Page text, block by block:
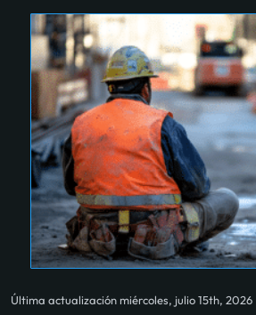
Última actualización miércoles, julio 15th, 2026